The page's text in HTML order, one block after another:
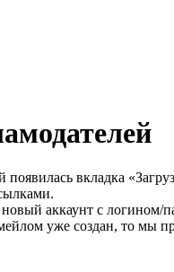
вкладка
аккаунт с логином/
уже создан, то мы